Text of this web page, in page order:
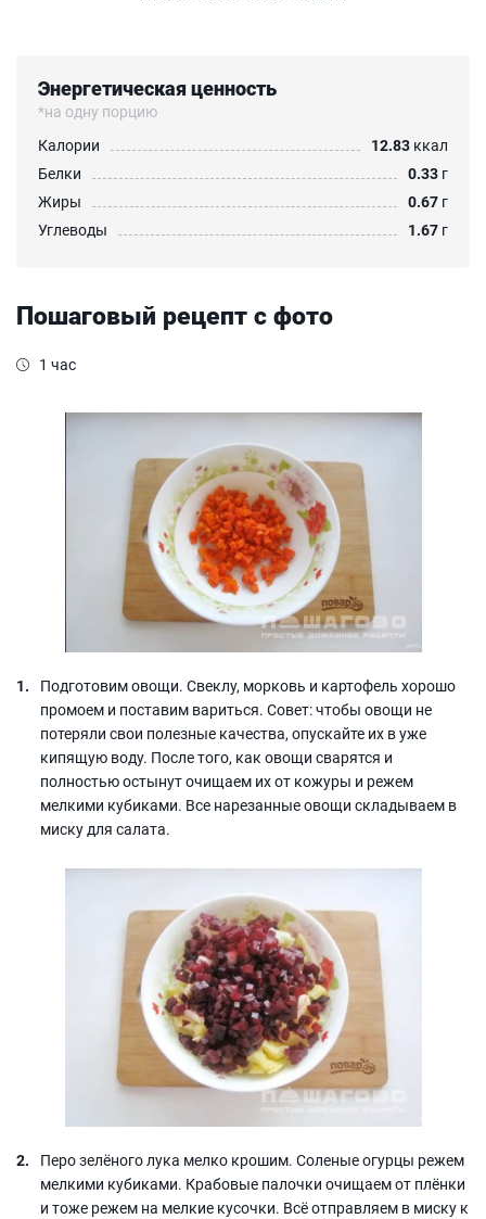
Энергетическая ценность
*на одну порцию
Калории
12.83 ккал
Белки
0.33 г
Жиры
0.67 г
Углеводы
1.67 г
Пошаговый рецепт с фото
1 час
Подготовим овощи. Свеклу, морковь и картофель хорошо
промоем и поставим вариться. Совет: чтобы овощи не
потеряли свои полезные качества, опускайте их в уже
кипящую воду. После того, как овощи сварятся и
полностью остынут очищаем их от кожуры и режем
мелкими кубиками. Все нарезанные овощи складываем в
миску для салата.
Перо зелёного лука мелко крошим. Соленые огурцы режем
мелкими кубиками. Крабовые палочки очищаем от плёнки
и тоже режем на мелкие кусочки. Всё отправляем в миску к